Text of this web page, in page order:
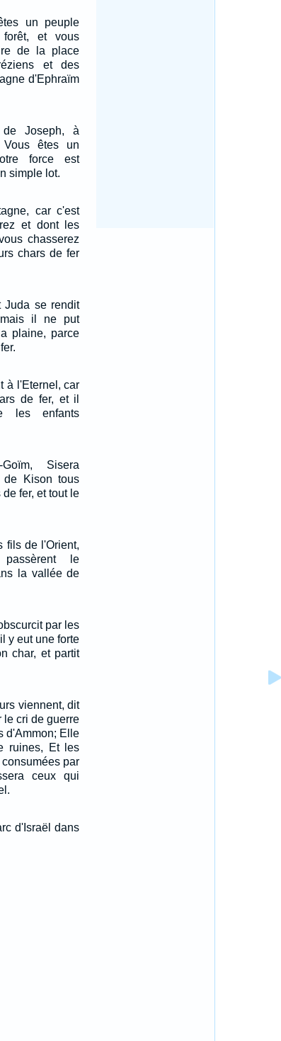
un peuple
et vous
de la place
et des
d'Ephraïm
Joseph, à
êtes un
force est
simple lot.
car c'est
et dont les
chasserez
chars de fer
Juda se rendit
il ne put
plaine, parce
à l'Eternel, car
de fer, et il
les enfants
Sisera
de Kison tous
fer, et tout le
fils de l'Orient,
le
la vallée de
par les
y eut une forte
char, et partit
viennent, dit
le cri de guerre
d'Ammon; Elle
ruines, Et les
par
ceux qui
d'Israël dans